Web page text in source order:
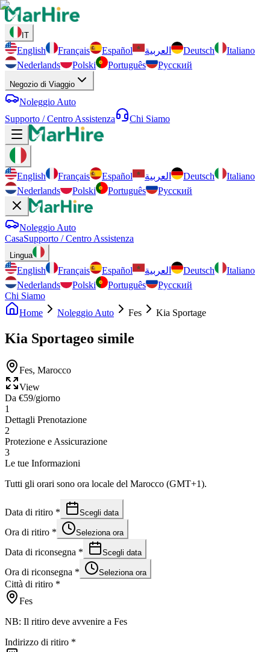
IT
English Français Español العربية Deutsch
Italiano
Nederlands
Polski Português Русский
Negozio di Viaggio
Noleggio Auto
Supporto / Centro Assistenza
Chi Siamo
English Français Español العربية Deutsch
Italiano
Nederlands
Polski Português Русский
Noleggio Auto
CasaSupporto / Centro Assistenza
Lingua
English Français Español العربية Deutsch
Italiano
Nederlands
Polski Português
Русский
Chi Siamo
Home
Noleggio Auto Fes Kia Sportage
Kia Sportageo simile
Fes, Marocco
View
Da €59/giorno
1
Dettagli Prenotazione
2
Protezione e Assicurazione
3
Le tue Informazioni
Tutti gli orari sono ora locale del Marocco (GMT+1).
Data di ritiro * Scegli data
Ora di ritiro * Seleziona ora
Data di riconsegna * Scegli data
Ora di riconsegna * Seleziona ora
Città di ritiro *
Fes
NB: Il ritiro deve avvenire a Fes
Indirizzo di ritiro *